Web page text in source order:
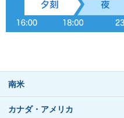
南米
カナダ・アメリカ